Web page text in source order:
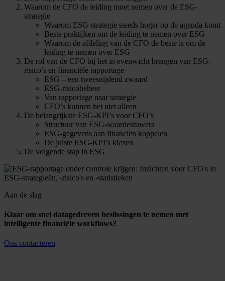
Waarom de CFO de leiding moet nemen over de ESG-
strategie
Waarom ESG-strategie steeds hoger op de agenda komt
Beste praktijken om de leiding te nemen over ESG
Waarom de afdeling van de CFO de beste is om de
leiding te nemen over ESG
De rol van de CFO bij het in evenwicht brengen van ESG-
risico’s en financiële rapportage
ESG – een tweesnijdend zwaard
ESG-risicobeheer
Van rapportage naar strategie
CFO’s kunnen het niet alleen
De belangrijkste ESG-KPI’s voor CFO’s
Structuur van ESG-waardestuwers
ESG-gegevens aan financiën koppelen
De juiste ESG-KPI’s kiezen
De volgende stap in ESG
Aan de slag
Klaar om snel datagedreven beslissingen te nemen met
intelligente financiële workflows?
Ons contacteren